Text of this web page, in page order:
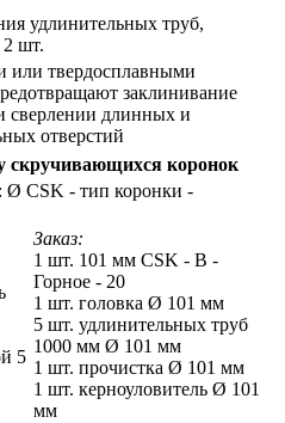
удлинительных труб,
2 шт.
или твердосплавными
заклинивание
сверлении длинных и
отверстий
скручивающихся коронок
Ø CSK - тип коронки -
5
Заказ:
1 шт. 101 мм CSK - B -
Горное - 20
1 шт. головка Ø 101 мм
5 шт. удлинительных труб
1000 мм Ø 101 мм
1 шт. прочистка Ø 101 мм
1 шт. керноуловитель Ø 101
мм